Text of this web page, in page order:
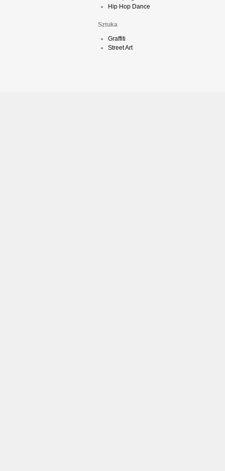
Hip Hop Dance
Sztuka
Graffiti
Street Art